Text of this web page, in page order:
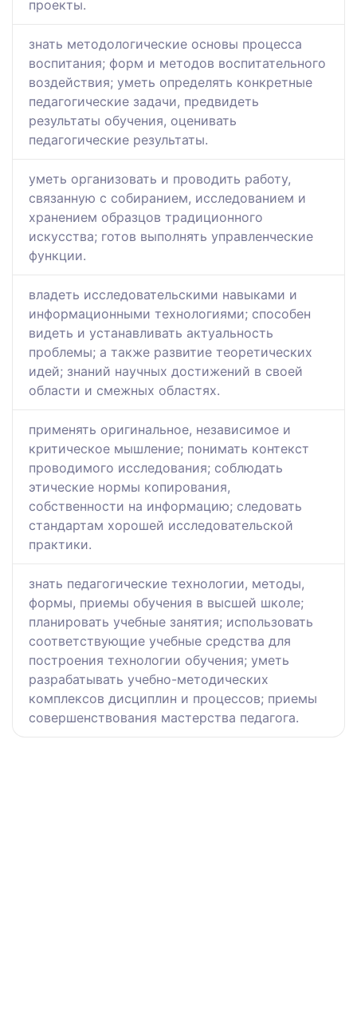
проекты.
знать методологические основы процесса
воспитания; форм и методов воспитательного
воздействия; уметь определять конкретные
педагогические задачи, предвидеть
результаты обучения, оценивать
педагогические результаты.
уметь организовать и проводить работу,
связанную с собиранием, исследованием и
хранением образцов традиционного
искусства; готов выполнять управленческие
функции.
владеть исследовательскими навыками и
информационными технологиями; способен
видеть и устанавливать актуальность
проблемы; а также развитие теоретических
идей; знаний научных достижений в своей
области и смежных областях.
применять оригинальное, независимое и
критическое мышление; понимать контекст
проводимого исследования; соблюдать
этические нормы копирования,
собственности на информацию; следовать
стандартам хорошей исследовательской
практики.
знать педагогические технологии, методы,
формы, приемы обучения в высшей школе;
планировать учебные занятия; использовать
соответствующие учебные средства для
построения технологии обучения; уметь
разрабатывать учебно-методических
комплексов дисциплин и процессов; приемы
совершенствования мастерства педагога.